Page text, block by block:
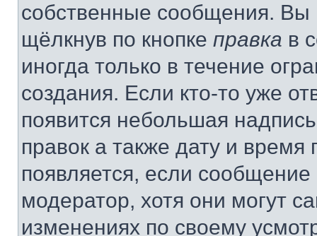
собственные сообщения. Вы
щёлкнув по кнопке правка в
иногда только в течение
создания. Если кто-то уже
появится небольшая
правок а также дату и
появляется, если
модератор, хотя они могут
изменениях по своему